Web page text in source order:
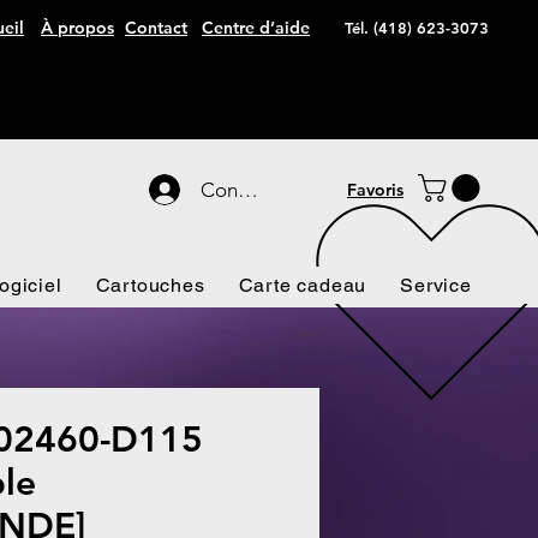
À propos Contact Centre d’aide Tél. (418) 623-3073
Connexion Favoris
Cartouches Carte cadeau Service
D115